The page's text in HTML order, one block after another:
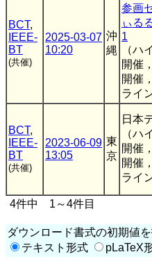
BCT,
IEEE-
BT
(共催)
2025-03-07
10:20
沖
縄
参画
ぃる
1
（ハ
開催
開催
ライ
BCT,
IEEE-
BT
(共催)
2023-06-09
13:05
東
京
日本
（ハ
開催
開催
ライ
4件中 1～4件目
ダウンロード書式の初期値
テキスト形式
pLaTeX